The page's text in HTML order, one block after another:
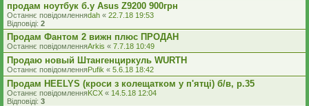
продам ноутбук б.у Asus Z9200 900грн
Останнє повідомленняdah « 22.7.18 19:53
Відповіді: 2
Продам Фантом 2 вижн плюс ПРОДАН
Останнє повідомленняArkis « 7.7.18 10:49
Продаю новый Штангенциркуль WURTH
Останнє повідомленняPufik « 5.6.18 18:42
Продам HEELYS (кроси з колещатком у п'ятці) б/в, р.35
Останнє повідомленняKCX « 14.5.18 12:04
Відповіді: 3